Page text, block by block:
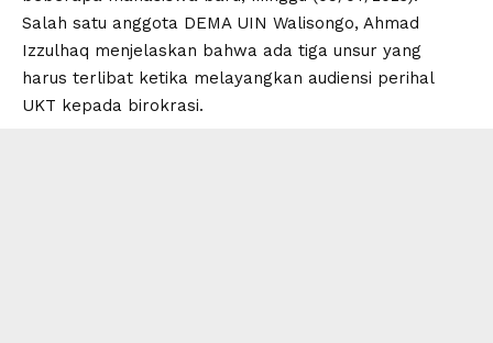
Salah satu anggota DEMA UIN Walisongo, Ahmad
Izzulhaq menjelaskan bahwa ada tiga unsur yang
harus terlibat ketika melayangkan audiensi perihal
UKT kepada birokrasi.